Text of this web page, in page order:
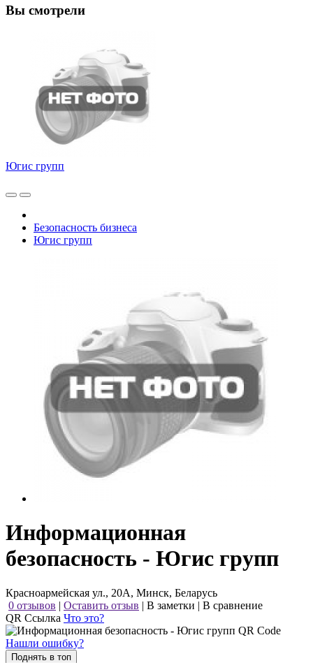
Вы смотрели
Югис групп
Безопасность бизнеса
Югис групп
Информационная
безопасность - Югис групп
Красноармейская ул., 20А, Минск, Беларусь
0 отзывов | Оставить отзыв | В заметки | В сравнение
QR Ссылка Что это?
Нашли ошибку?
Поднять в топ